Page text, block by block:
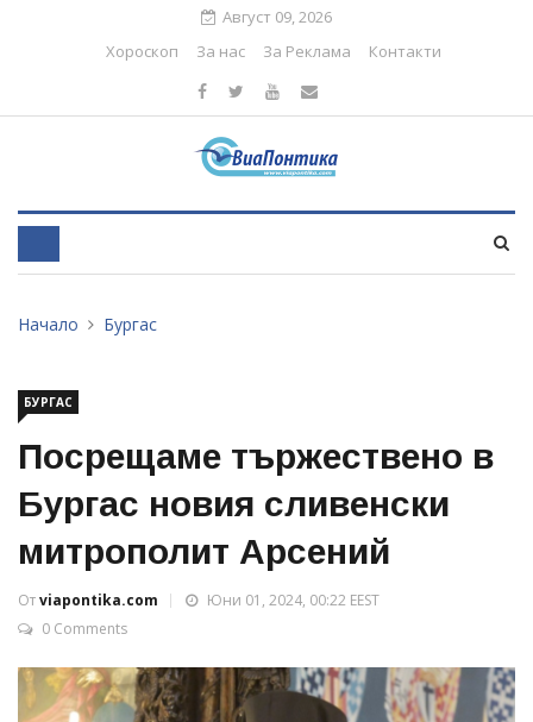
Август 09, 2026
Хороскоп
За нас За Реклама Контакти
Начало Бургас
БУРГАС
Посрещаме тържествено в
Бургас новия сливенски
митрополит Арсений
Отviapontika.com
Юни 01, 2024, 00:22 EEST
0 Comments